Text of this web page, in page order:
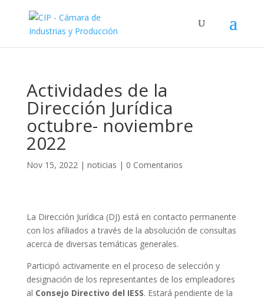
Actividades de la
Dirección Jurídica
octubre- noviembre
2022
Nov 15, 2022| noticias | 0 Comentarios
La Dirección Jurídica (DJ) está en contacto permanente
con los afiliados a través de la absolución de consultas
acerca de diversas temáticas generales.
Participó activamente en el proceso de selección y
designación de los representantes de los empleadores
al Consejo Directivo del IESS. Estará pendiente de la